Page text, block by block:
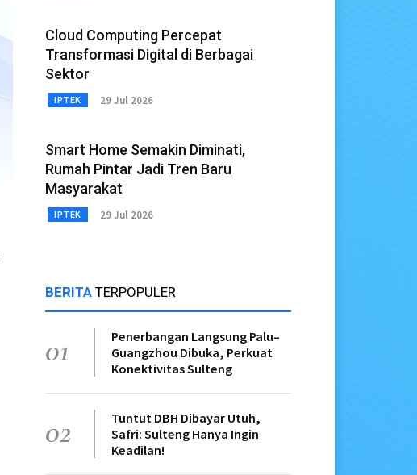
Cloud Computing Percepat
Transformasi Digital di Berbagai
Sektor
IPTEK 29 Jul 2026
Smart Home Semakin Diminati,
Rumah Pintar Jadi Tren Baru
Masyarakat
IPTEK 29 Jul 2026
BERITA TERPOPULER
01
Penerbangan Langsung Palu–
Guangzhou Dibuka, Perkuat
Konektivitas Sulteng
02
Tuntut DBH Dibayar Utuh,
Safri: Sulteng Hanya Ingin
Keadilan!